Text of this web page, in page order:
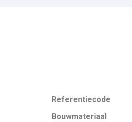
Referentiecode
Bouwmateriaal